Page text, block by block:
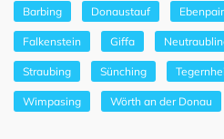
Barbing Donaustauf
Falkenstein Giffa
Straubing Sünching
Wimpasing Wörth an der Donau